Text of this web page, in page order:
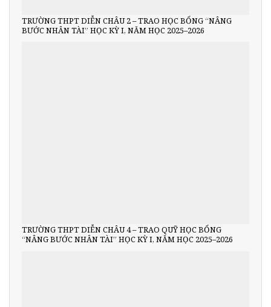
TRƯỜNG THPT DIỄN CHÂU 2 – TRAO HỌC BỔNG “NÂNG
BƯỚC NHÂN TÀI” HỌC KỲ I, NĂM HỌC 2025–2026
TRƯỜNG THPT DIỄN CHÂU 4 – TRAO QUỸ HỌC BỔNG
“NÂNG BƯỚC NHÂN TÀI” HỌC KỲ I, NĂM HỌC 2025–2026